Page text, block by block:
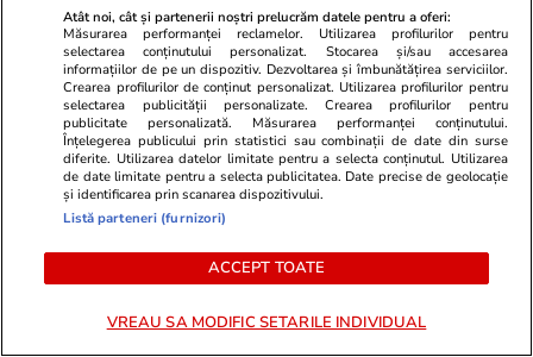
Gheorghe Pistol de la Buftea deține 66 de
terenuri intravilane, cu un total de 214.000 de
metri pătrați. Averea și afacerile edililor din
Otopeni, Bragadiru și Popești-Leordeni
Știri România 12 iul.
Precizările făcute de Comisia Europeană în
cazul azilelor ilegale din Bihor, înainte ca
magistrații Curții de Apel București să ia
decizia în cazul lui Viorel Pașca
Atât noi, cât și partenerii noștri prelucrăm datele pentru a oferi:
Măsurarea performanței reclamelor. Utilizarea profilurilor pentru
selectarea conținutului personalizat. Stocarea și/sau accesarea
informațiilor de pe un dispozitiv. Dezvoltarea și îmbunătățirea serviciilor.
Crearea profilurilor de conținut personalizat. Utilizarea profilurilor pentru
selectarea publicității personalizate. Crearea profilurilor pentru
publicitate personalizată. Măsurarea performanței conținutului.
Înțelegerea publicului prin statistici sau combinații de date din surse
diferite. Utilizarea datelor limitate pentru a selecta conținutul. Utilizarea
de date limitate pentru a selecta publicitatea. Date precise de geolocație
și identificarea prin scanarea dispozitivului.
Listă parteneri (furnizori)
ACCEPT TOATE
VREAU SA MODIFIC SETARILE INDIVIDUAL